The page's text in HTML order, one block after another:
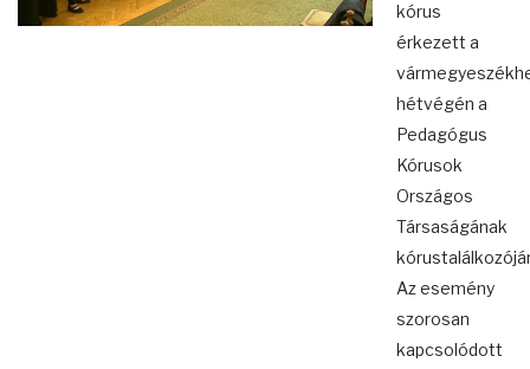
kórus
érkezett a
hétvégén a
Pedagógus
Kórusok
Országos
Társaságának
Az esemény
szorosan
kapcsolódott